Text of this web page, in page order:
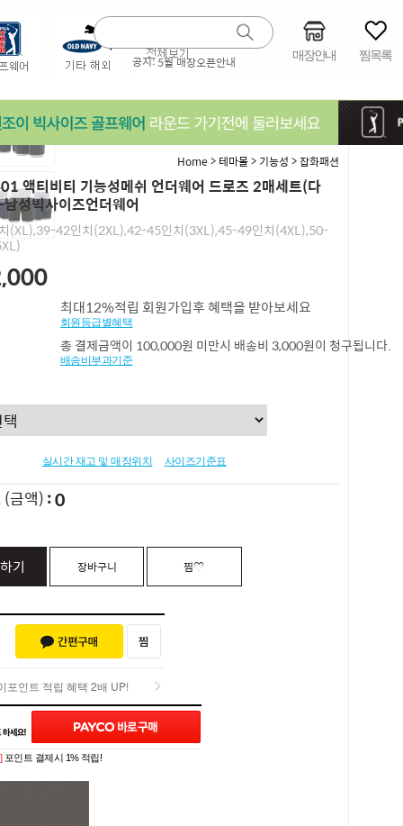
공지:5월 매장오픈안내 매장안내 찜목록
Home> 테마몰> 기능성 >잡화패션
액티비티 기능성메쉬 언더웨어 드로즈 2매세트(다
성빅사이즈언더웨어
(XL),39-42인치(2XL),42-45인치(3XL),45-49인치(4XL),50-
최대12%적립 회원가입후 혜택을 받아보세요
회원등급별혜택
총 결제금액이 100,000원 미만시 배송비 3,000원이 청구됩니다.
배송비부과기준
실시간 재고 및 매장위치 사이즈기준표
(금액) 0
기 장바구니 찜♡
포인트 적립 혜택 2배 UP!
포인트 적립 혜택 2배 UP!
포인트 결제시 1% 적립!
(0)